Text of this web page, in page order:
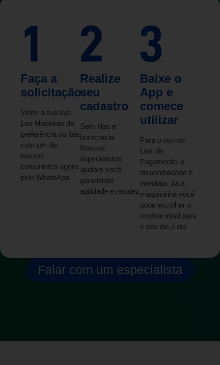
Faça a
solicitação
Visite a sua loja
Leo Madeiras de
preferência ou fale
com um de
nossos
consultores agora
pelo WhatsApp.
Realize
seu
cadastro
Sem filas e
burocracia.
Nossos
especialistas
ajudam você
garantindo
agilidade e rapidez
Baixe o
App e
comece
utilizar
Para o uso do
Link de
Pagamento, a
disponibilidade é
imediata. Já a
maquininha você
pode escolher o
modelo ideal para
o seu dia a dia
Falar com um especialista